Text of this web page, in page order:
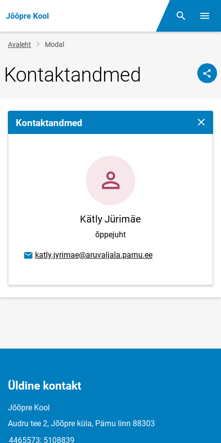
Jõõpre Kool Otsing
Jälglink
Avaleht Modal
Kontaktandmed
Kontaktandmed Sulge
Kätly Jürimäe
õppejuht
E-posti aadress
katly.jyrimae@aruvaljala.parnu.ee
Üldine kontakt
Jõõpre Kool
Audru tee 2, Jõõpre küla, Pärnu linn 88303
4465573; 5108839